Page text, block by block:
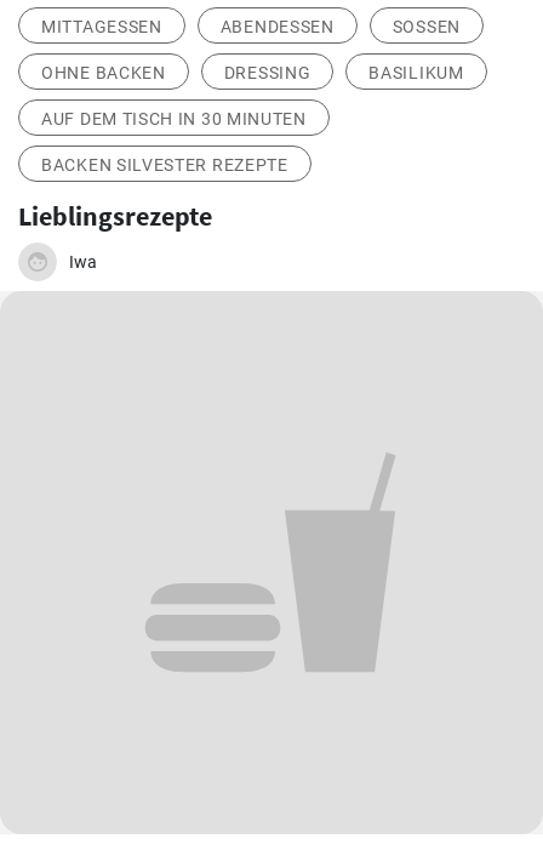
MITTAGESSEN ABENDESSEN SOSSEN
OHNE BACKEN DRESSING BASILIKUM
AUF DEM TISCH IN 30 MINUTEN
BACKEN SILVESTER REZEPTE
Lieblingsrezepte
Iwa